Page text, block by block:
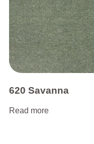
620 Savanna
Read more